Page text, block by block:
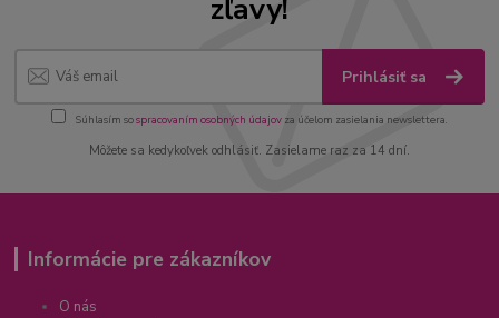
zľavy!
Prihlásiť sa
Súhlasím sospracovaním osobných údajov za účelom zasielania newslettera.
Môžete sa kedykoľvek odhlásiť. Zasielame raz za 14 dní.
Informácie pre zákazníkov
O nás